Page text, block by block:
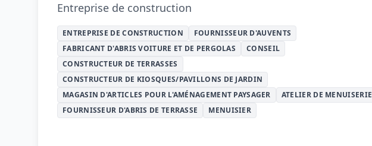
Entreprise de construction
ENTREPRISE DE CONSTRUCTION
FOURNISSEUR D'AUVENTS
FABRICANT D'ABRIS VOITURE ET DE PERGOLAS
CONSEIL
CONSTRUCTEUR DE TERRASSES
CONSTRUCTEUR DE KIOSQUES/PAVILLONS DE JARDIN
MAGASIN D'ARTICLES POUR L'AMÉNAGEMENT PAYSAGER
ATELIER DE MENUISERIE
FOURNISSEUR D'ABRIS DE TERRASSE
MENUISIER